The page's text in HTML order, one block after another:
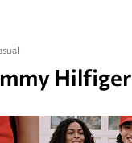
Hilfiger